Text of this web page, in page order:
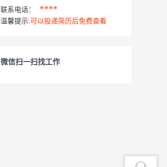
联系电话： ****
温馨提示: 可以投递简历后免费查看
微信扫一扫找工作